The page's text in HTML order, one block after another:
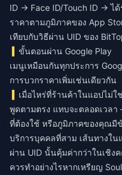
ID → Face ID/Touch ID → ไ
ราคาตามภูมิภาคของ App
เทียบกับวิธีผ่าน UID ของ
ขั้นตอนผ่าน Google Play
เมนูเหมือนกันทุกประการ
การบวกราคาเพิ่มเช่นเดียวกัน
เมื่อไหร่ที่ร้านค้าในแอปไม่ใ
พูดตามตรง แทบจะตลอดเวล
ที่ต้องใช้ หรือภูมิภาคของคุณมี
บริการบุคคลที่สาม เส้นทางใ
ผ่าน UID นั้นคุ้มค่ากว่าในเชิง
ควรทำอย่างไรหากเหรียญ